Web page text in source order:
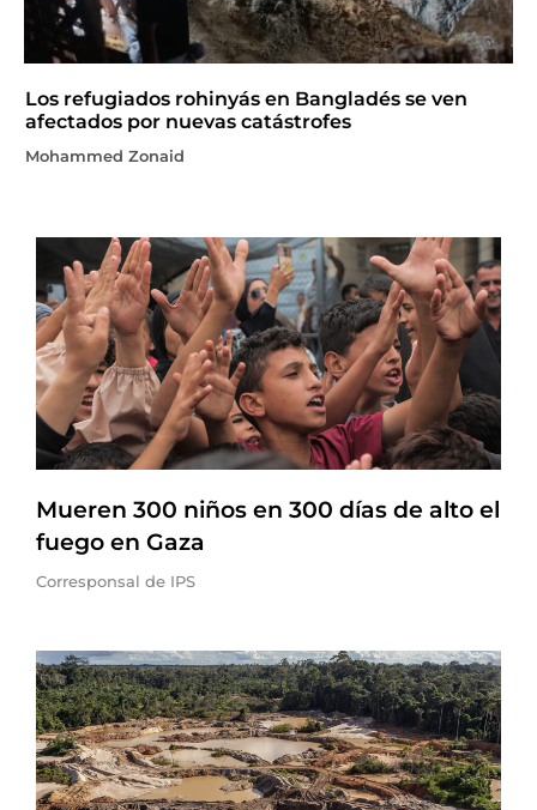
Los refugiados rohinyás en Bangladés se ven
afectados por nuevas catástrofes
Mohammed Zonaid
Mueren 300 niños en 300 días de alto el
fuego en Gaza
Corresponsal de IPS